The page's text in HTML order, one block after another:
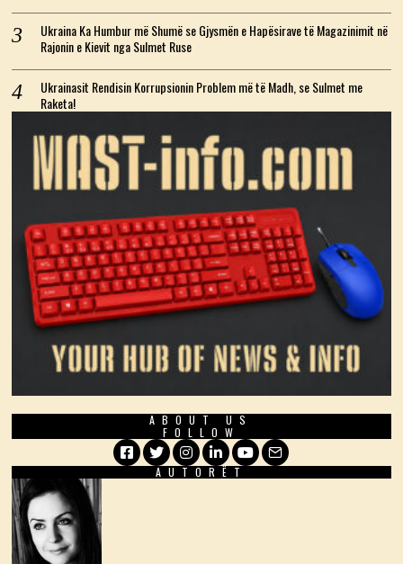
Ukraina Ka Humbur më Shumë se Gjysmën e Hapësirave të Magazinimit në
Rajonin e Kievit nga Sulmet Ruse
Ukrainasit Rendisin Korrupsionin Problem më të Madh, se Sulmet me
Raketa!
ABOUT US
FOLLOW
Facebook
TwitterInstagram
LinkedIn
YouTube
Email
AUTORËT